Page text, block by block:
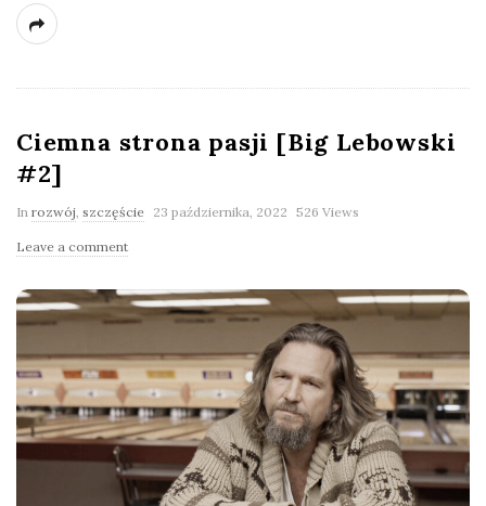
Ciemna strona pasji [Big Lebowski
#2]
In rozwój, szczęście 23 października, 2022 526 Views
Leave a comment